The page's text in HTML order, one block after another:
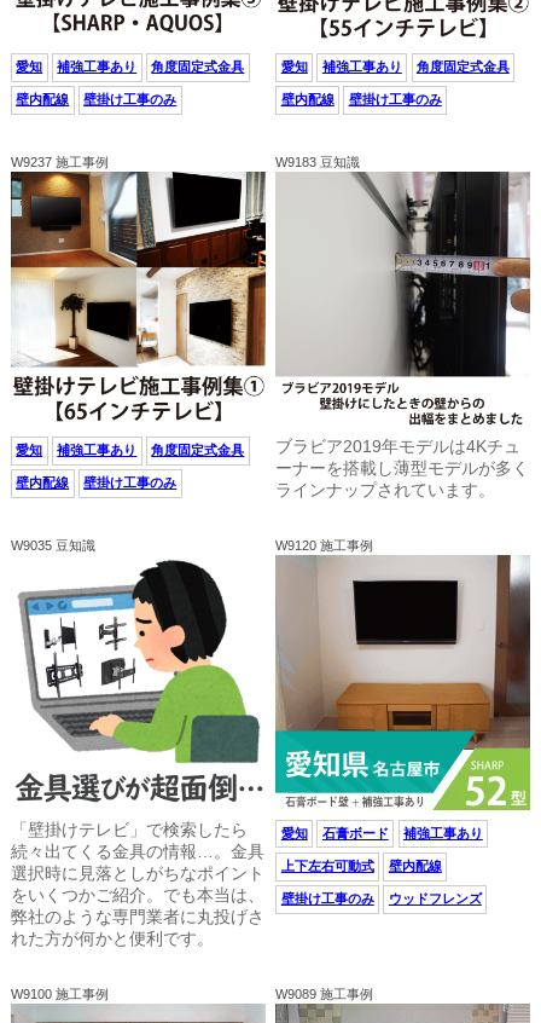
愛知 補強工事あり 角度固定式金具
壁内配線 壁掛け工事のみ
愛知 補強工事あり 角度固定式金具
壁内配線 壁掛け工事のみ
W9237 施工事例
愛知 補強工事あり 角度固定式金具
壁内配線 壁掛け工事のみ
W9183 豆知識
ブラビア2019年モデルは4Kチュ
ーナーを搭載し薄型モデルが多く
ラインナップされています。
W9035 豆知識
「壁掛けテレビ」で検索したら
続々出てくる金具の情報…。金具
選択時に見落としがちなポイント
をいくつかご紹介。でも本当は、
弊社のような専門業者に丸投げさ
れた方が何かと便利です。
W9120 施工事例
愛知 石膏ボード 補強工事あり
上下左右可動式 壁内配線
壁掛け工事のみ ウッドフレンズ
W9100 施工事例 W9089 施工事例